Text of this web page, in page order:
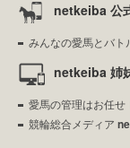
netkeiba 公
みんなの愛馬とバト
netkeiba 姉
愛馬の管理はお任せ
競輪総合メディア